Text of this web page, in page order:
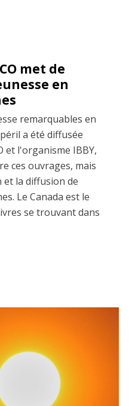
met de
en
remarquables en
a été diffusée
et l'organisme IBBY,
ces ouvrages, mais
la diffusion de
Le Canada est le
se trouvant dans